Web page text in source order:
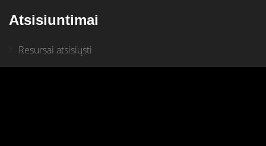
Atsisiuntimai
Resursai atsisiųsti